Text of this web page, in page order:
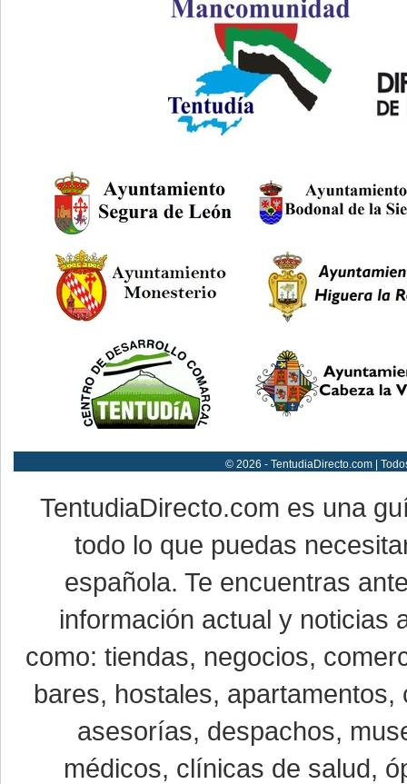
© 2026 - TentudiaDirecto.com |
TentudiaDirecto.com es una
todo lo que puedas
española. Te encuentras
información actual y noticias
como: tiendas, negocios,
bares, hostales,
asesorías, despachos,
médicos, clínicas de salud,